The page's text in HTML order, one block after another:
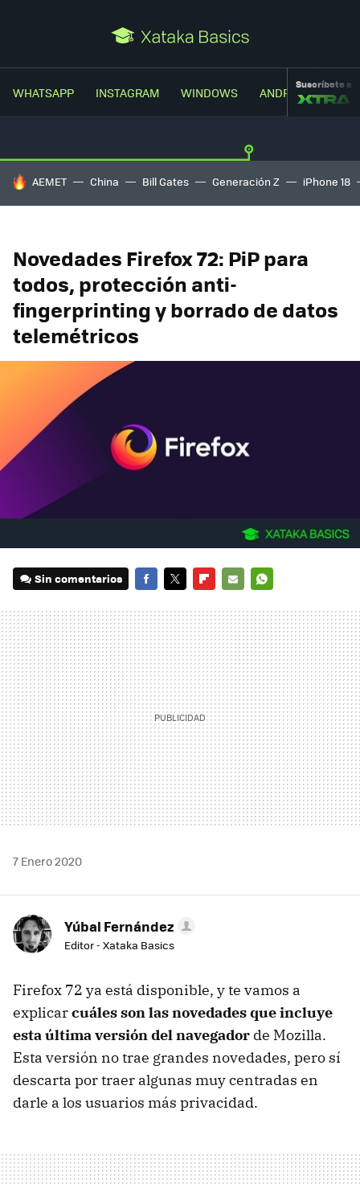
WHATSAPP INSTAGRAM WINDOWS ANDROIDSuscríbete a
HOY SE HABLA DE
AEMET China Bill Gates Generación Z iPhone 18
Novedades Firefox 72: PiP para
todos, protección anti-
fingerprinting y borrado de datos
telemétricos
Sin comentarios
MAIL
7 Enero 2020
Yúbal Fernández
Editor - Xataka Basics
Firefox 72 ya está disponible, y te vamos a
explicarcuáles son las novedades que incluye
esta última versión del navegador de Mozilla.
Esta versión no trae grandes novedades, pero sí
descarta por traer algunas muy centradas en
darle a los usuarios más privacidad.